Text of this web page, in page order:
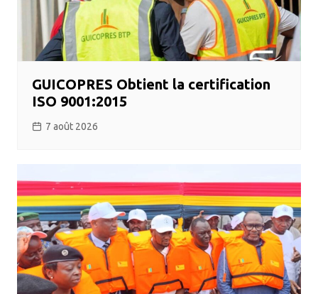
GUICOPRES Obtient la certification
ISO 9001:2015
7 août 2026